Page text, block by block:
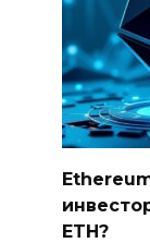
ETH?